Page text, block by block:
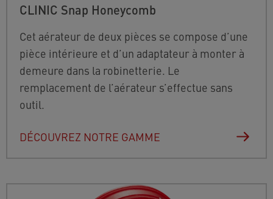
CLINIC Snap Honeycomb
Cet aérateur de deux pièces se compose d’une
pièce intérieure et d’un adaptateur à monter à
demeure dans la robinetterie. Le
remplacement de l’aérateur s’effectue sans
outil.
DÉCOUVREZ NOTRE GAMME